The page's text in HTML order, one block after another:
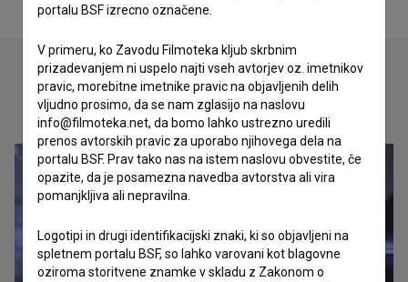
Oglejte si
portalu BSF izrecno označene.
V primeru, ko Zavodu Filmoteka kljub skrbnim
prizadevanjem ni uspelo najti vseh avtorjev oz. imetnikov
pravic, morebitne imetnike pravic na objavljenih delih
vljudno prosimo, da se nam zglasijo na naslovu
info@filmoteka.net, da bomo lahko ustrezno uredili
prenos avtorskih pravic za uporabo njihovega dela na
portalu BSF. Prav tako nas na istem naslovu obvestite, če
opazite, da je posamezna navedba avtorstva ali vira
pomanjkljiva ali nepravilna.
Logotipi in drugi identifikacijski znaki, ki so objavljeni na
spletnem portalu BSF, so lahko varovani kot blagovne
oziroma storitvene znamke v skladu z Zakonom o